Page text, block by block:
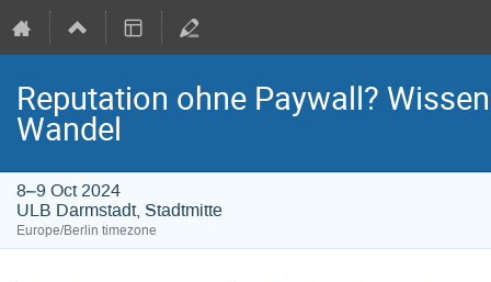
Reputation ohne Paywall?
Wandel
8–9 Oct 2024
ULB Darmstadt, Stadtmitte
Europe/Berlin timezone